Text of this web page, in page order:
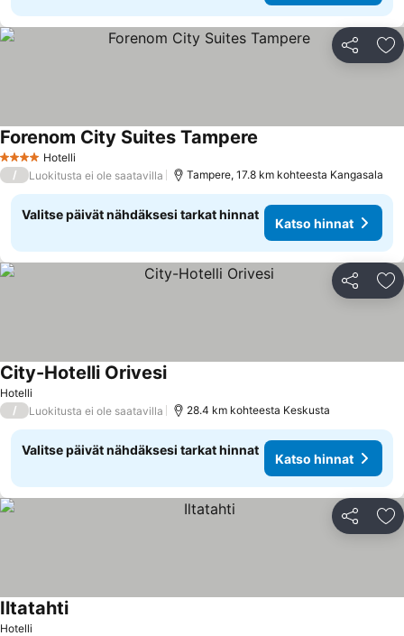
Jaa
4 Tähtiluokitus
Hotelli
Forenom City Suites Tampere
/ Luokitusta ei ole saatavilla Tampere, 17.8 km kohteesta Kangasala
Valitse päivät nähdäksesi tarkat hinnat
Katso hinnat
Jaa
Hotelli
City-Hotelli OrivesiKatso hinnat
/ Luokitusta ei ole saatavilla 28.4 km kohteesta Keskusta
Valitse päivät nähdäksesi tarkat hinnat
Katso hinnat
Jaa
Hotelli
IltatahtiKatso hinnat